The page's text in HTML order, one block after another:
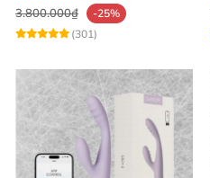
3.800.000₫
-25%
(301)